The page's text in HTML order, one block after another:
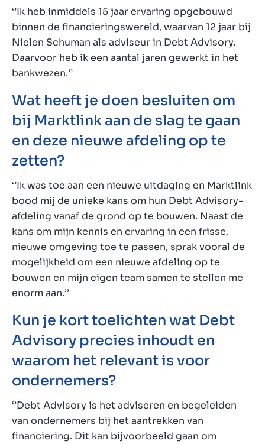
‘’Ik heb inmiddels 15 jaar ervaring opgebouwd
binnen de financieringswereld, waarvan 12 jaar bij
Nielen Schuman als adviseur in Debt Advisory.
Daarvoor heb ik een aantal jaren gewerkt in het
bankwezen.’’
Wat heeft je doen besluiten om
bij Marktlink aan de slag te gaan
en deze nieuwe afdeling op te
zetten?
‘’Ik was toe aan een nieuwe uitdaging en Marktlink
bood mij de unieke kans om hun Debt Advisory-
afdeling vanaf de grond op te bouwen. Naast de
kans om mijn kennis en ervaring in een frisse,
nieuwe omgeving toe te passen, sprak vooral de
mogelijkheid om een nieuwe afdeling op te
bouwen en mijn eigen team samen te stellen me
enorm aan.’’
Kun je kort toelichten wat Debt
Advisory precies inhoudt en
waarom het relevant is voor
ondernemers?
‘’Debt Advisory is het adviseren en begeleiden
van ondernemers bij het aantrekken van
financiering. Dit kan bijvoorbeeld gaan om